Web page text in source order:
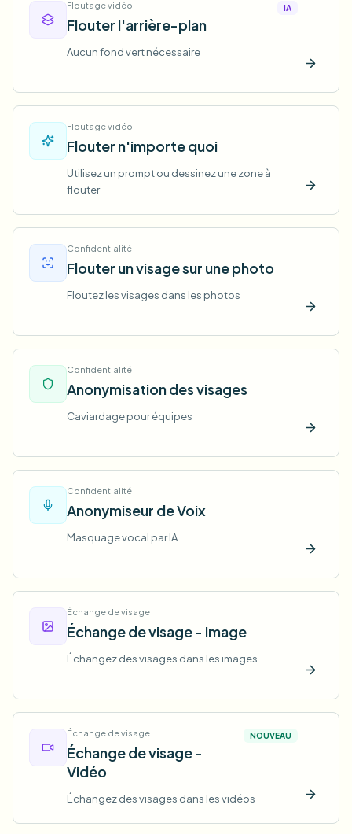
Floutage vidéo
Flouter l'arrière-plan
IA
Aucun fond vert nécessaire
Floutage vidéo
Flouter n'importe quoi
Utilisez un prompt ou dessinez une zone à
flouter
Confidentialité
Flouter un visage sur une photo
Floutez les visages dans les photos
Confidentialité
Anonymisation des visages
Caviardage pour équipes
Confidentialité
Anonymiseur de Voix
Masquage vocal par IA
Échange de visage
Échange de visage - Image
Échangez des visages dans les images
Échange de visage
Échange de visage -
Vidéo
NOUVEAU
Échangez des visages dans les vidéos